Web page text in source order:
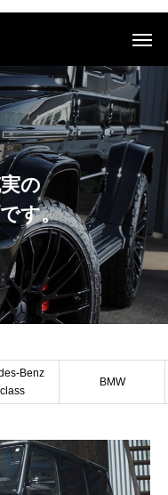
の
す。
Benz
BMW